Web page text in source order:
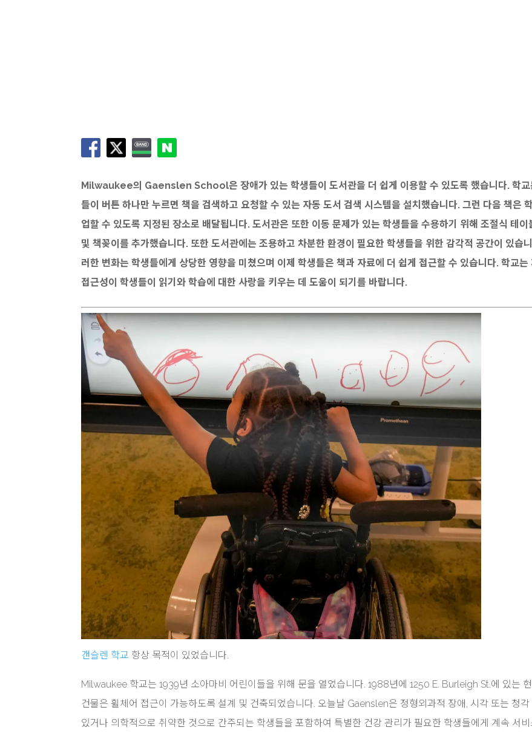
Milwaukee의 Gaenslen School은 장애가 있는 학생들이 도서관을 더 쉽게 이용할 수 있도록 했습니다. 학교
들이 버튼 하나만 누르면 책을 검색하고 요청할 수 있는 자동 도서 검색 시스템을 설치했습니다. 그런 다음 책은
업할 수 있도록 지정된 장소로 배달됩니다. 도서관은 또한 이동 문제가 있는 학생들을 수용하기 위해 조절식 테이
및 책꽂이를 추가했습니다. 또한 도서관에는 조용하고 차분한 환경이 필요한 학생들을 위한 감각적 공간이 있습니
러한 변화는 학생들에게 상당한 영향을 미쳤으며 이제 학생들은 책과 자료에 더 쉽게 접근할 수 있습니다. 학교는
접근성이 학생들이 읽기와 학습에 대한 사랑을 키우는 데 도움이 되기를 바랍니다.
갠슬렌 학교 항상 목적이 있었습니다.
Milwaukee 학교는 1939년 소아마비 어린이들을 위해 문을 열었습니다. 1988년에 1250 E. Burleigh St.에 있는
건물은 휠체어 접근이 가능하도록 설계 및 건축되었습니다. 오늘날 Gaenslen은 정형외과적 장애, 시각 또는 청각
있거나 의학적으로 취약한 것으로 간주되는 학생들을 포함하여 특별한 건강 관리가 필요한 학생들에게 계속 서비